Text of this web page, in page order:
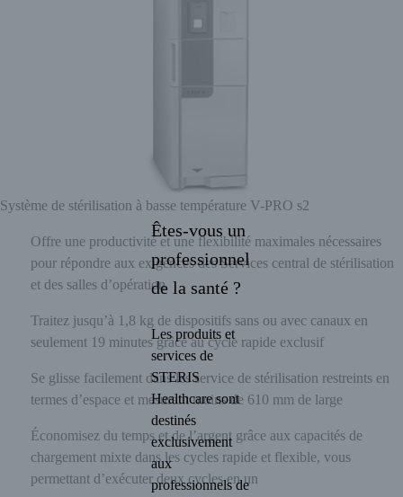
Êtes-vous un
professionnel
de la santé ?
Les produits et
services de
STERIS
Healthcare sont
destinés
exclusivement
aux
professionnels de
Système de stérilisation à basse température V-PRO s2
Offre une productivité et une flexibilité maximales nécessaires
pour répondre aux exigences des Services central de stérilisation
et des salles d’opération
Traitez jusqu’à 1,8 kg de dispositifs sans ou avec canaux en
seulement 19 minutes grâce au cycle rapide exclusif
Se glisse facilement dans les service de stérilisation restreints en
termes d’espace et mesurant moins de 610 mm de large
Économisez du temps et de l’argent grâce aux capacités de
chargement mixte dans les cycles rapide et flexible, vous
permettant d’exécuter deux cycles en un